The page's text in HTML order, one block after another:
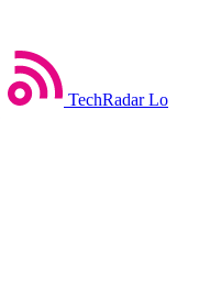
TechRadar Lo